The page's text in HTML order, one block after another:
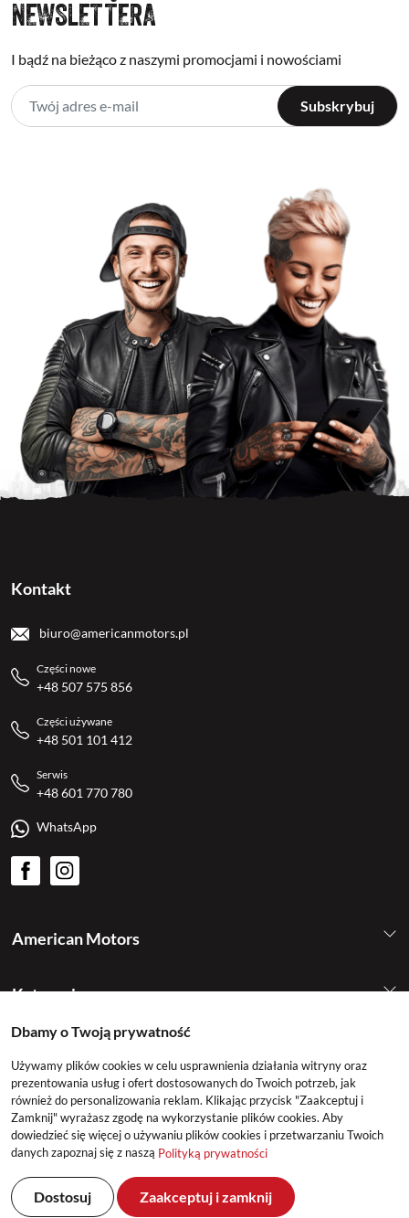
NEWSLETTERA
I bądź na bieżąco z naszymi promocjami i nowościami
American Motors
Kategorie
Kontakt
biuro@americanmotors.pl
Części nowe
+48 507 575 856
Części używane
+48 501 101 412
Serwis
+48 601 770 780
WhatsApp
©2026 American Motors All Rights Reserved
Realizacja: DeltaM & East2GO
Dbamy o Twoją prywatność
Używamy plików cookies w celu usprawnienia działania witryny oraz
prezentowania usług i ofert dostosowanych do Twoich potrzeb, jak
również do personalizowania reklam. Klikając przycisk "Zaakceptuj i
Zamknij" wyrażasz zgodę na wykorzystanie plików cookies. Aby
dowiedzieć się więcej o używaniu plików cookies i przetwarzaniu Twoich
danych zapoznaj się z naszą Polityką prywatności
Dostosuj Zaakceptuj i zamknij